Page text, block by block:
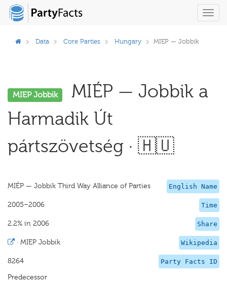
Data Core Parties Hungary MIEP — Jobbik
MIEP Jobbik
MIÉP — Jobbik a
Harmadik Út
pártszövetség · 🇭🇺
English Name
MIÉP — Jobbik Third Way Alliance of Parties
Time
2005–2006
Share
2.2% in 2006
Wikipedia
· MIEP Jobbik
Party Facts ID
8264
Predecessor